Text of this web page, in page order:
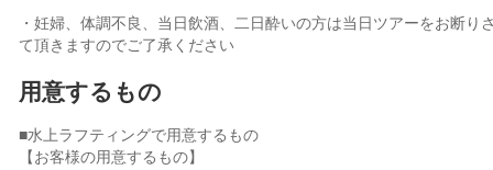
・妊婦、体調不良、当日飲酒、二日酔いの方は当日ツアーをお断り
て頂きますのでご了承ください
用意するもの
■水上ラフティングで用意するもの
【お客様の用意するもの】